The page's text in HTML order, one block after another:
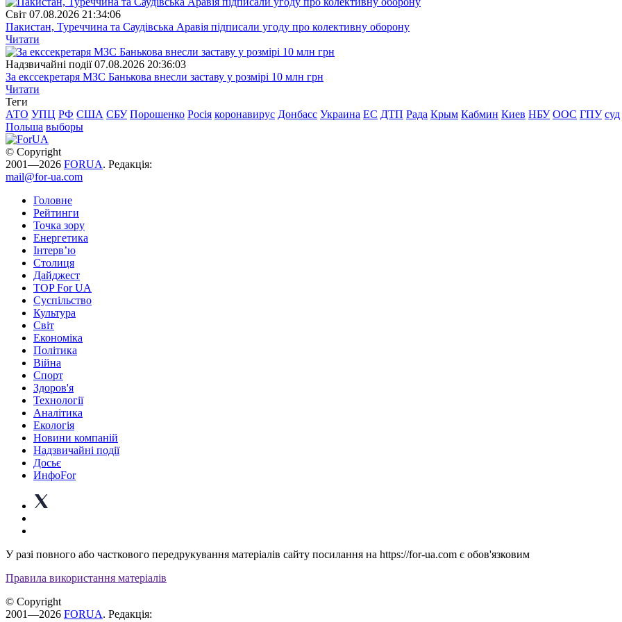
Свiт 07.08.2026 21:34:06
Пакистан, Туреччина та Саудівська Аравія підписали угоду про колективну оборону
Читати
Надзвичайні події 07.08.2026 20:36:03
За екссекретаря МЗС Банькова внесли заставу у розмірі 10 млн грн
Читати
Теги
АТО УПЦ РФ США СБУ Порошенко Росія коронавирус Донбасс Украина ЕС ДТП Рада Крым Кабмин Киев НБУ ООС ГПУ суд
Польша выборы
© Copyright
2001—2026 FORUA. Редакція:
mail@for-ua.com
Головне
Рейтинги
Точка зору
Енергетика
Інтерв’ю
Столиця
Дайджест
TOP For UA
Суспiльство
Культура
Світ
Економіка
Політика
Війна
Спорт
Здоров'я
Технології
Аналітика
Екологія
Новини компаній
Надзвичайні події
Досьє
ИнфоFor
У разі повного або часткового передрукування матеріалів сайту посилання на https://for-ua.com є обов'язковим
Правила використання матеріалів
© Copyright
2001—2026 FORUA. Редакція: